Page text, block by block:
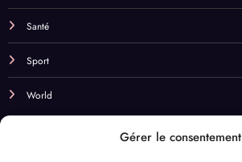
Gérer le consentement
Santé
Sport
World